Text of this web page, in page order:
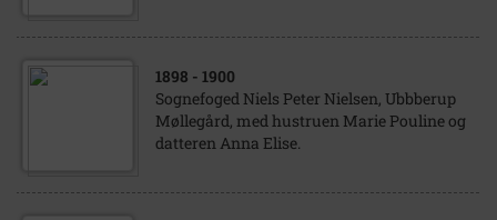
1898 - 1900
Sognefoged Niels Peter Nielsen, Ubbberup
Møllegård, med hustruen Marie Pouline og
datteren Anna Elise.